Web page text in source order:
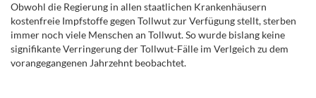
Obwohl die Regierung in allen staatlichen Krankenhäusern
kostenfreie Impfstoffe gegen Tollwut zur Verfügung stellt, sterben
immer noch viele Menschen an Tollwut. So wurde bislang keine
signifikante Verringerung der Tollwut-Fälle im Verlgeich zu dem
vorangegangenen Jahrzehnt beobachtet.